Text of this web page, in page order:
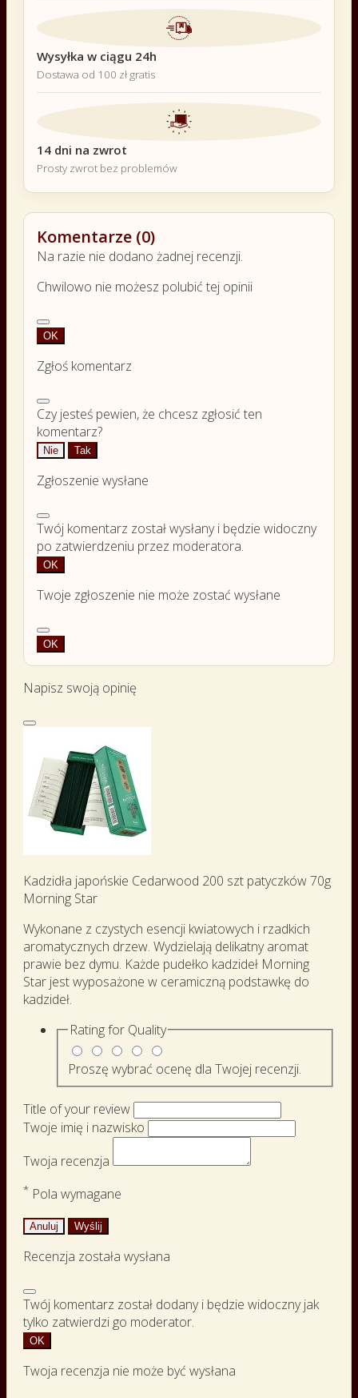
Wysyłka w ciągu 24h
Dostawa od 100 zł gratis
14 dni na zwrot
Prosty zwrot bez problemów
Komentarze (0)
Na razie nie dodano żadnej recenzji.
Chwilowo nie możesz polubić tej opinii
OK
Zgłoś komentarz
Czy jesteś pewien, że chcesz zgłosić ten
komentarz?
Nie Tak
Zgłoszenie wysłane
Twój komentarz został wysłany i będzie widoczny
po zatwierdzeniu przez moderatora.
OK
Twoje zgłoszenie nie może zostać wysłane
OK
Napisz swoją opinię
Kadzidła japońskie Cedarwood 200 szt patyczków 70g
Morning Star
Wykonane z czystych esencji kwiatowych i rzadkich
aromatycznych drzew. Wydzielają delikatny aromat
prawie bez dymu. Każde pudełko kadzideł Morning
Star jest wyposażone w ceramiczną podstawkę do
kadzideł.
Rating for Quality
Proszę wybrać ocenę dla Twojej recenzji.
Title of your review
Twoje imię i nazwisko
Twoja recenzja
* Pola wymagane
Anuluj Wyślij
Recenzja została wysłana
Twój komentarz został dodany i będzie widoczny jak
tylko zatwierdzi go moderator.
OK
Twoja recenzja nie może być wysłana